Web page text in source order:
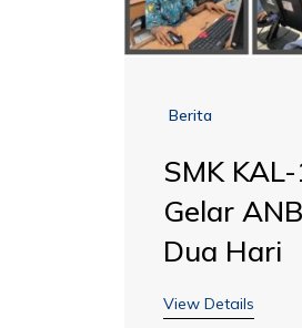
Berita
SMK
Gelar
Dua Hari
View Details